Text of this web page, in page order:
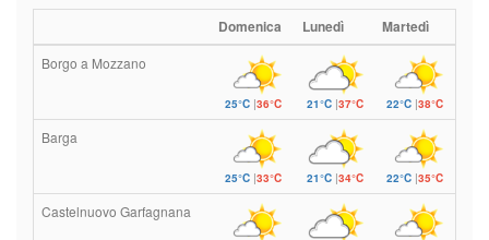
Domenica Lunedì Martedì
Borgo a Mozzano
25°C|36°C 21°C|37°C 22°C |38°C
Barga
25°C|33°C 21°C|34°C 22°C |35°C
Castelnuovo Garfagnana